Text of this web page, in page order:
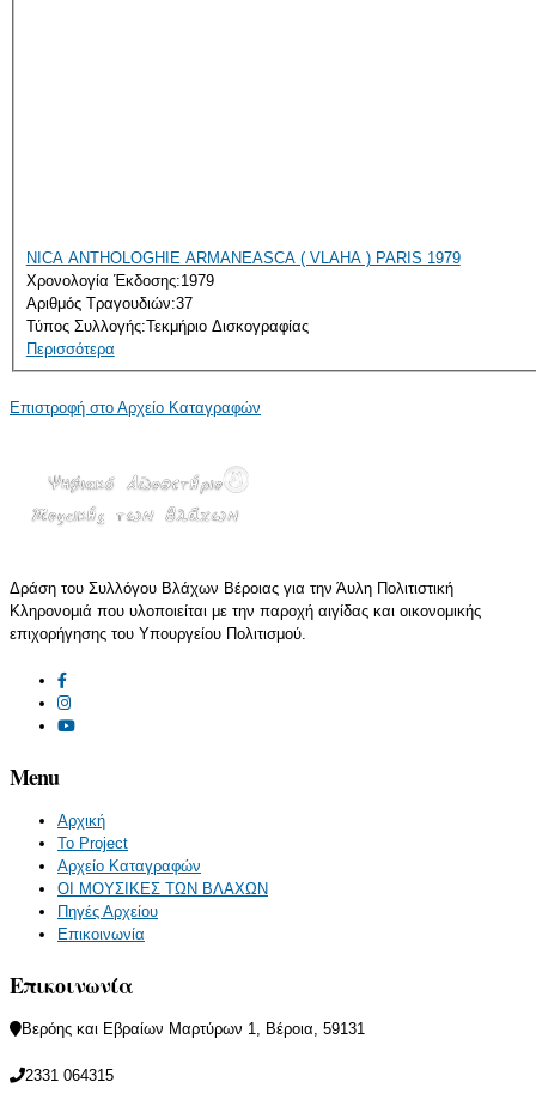
NICA ANTHOLOGHIE ARMANEASCA ( VLAHA ) PARIS 1979
Χρονολογία Έκδοσης:1979
Αριθμός Τραγουδιών:37
Τύπος Συλλογής:Τεκμήριο Δισκογραφίας
Περισσότερα
Επιστροφή στο Αρχείο Καταγραφών
Δράση του Συλλόγου Βλάχων Βέροιας για την Άυλη Πολιτιστική
Κληρονομιά που υλοποιείται με την παροχή αιγίδας και οικονομικής
επιχορήγησης του Υπουργείου Πολιτισμού.
Menu
Αρχική
Το Project
Αρχείο Καταγραφών
ΟΙ ΜΟΥΣΙΚΕΣ ΤΩΝ ΒΛΑΧΩΝ
Πηγές Αρχείου
Επικοινωνία
Επικοινωνία
Βερόης και Εβραίων Μαρτύρων 1, Βέροια, 59131
2331 064315